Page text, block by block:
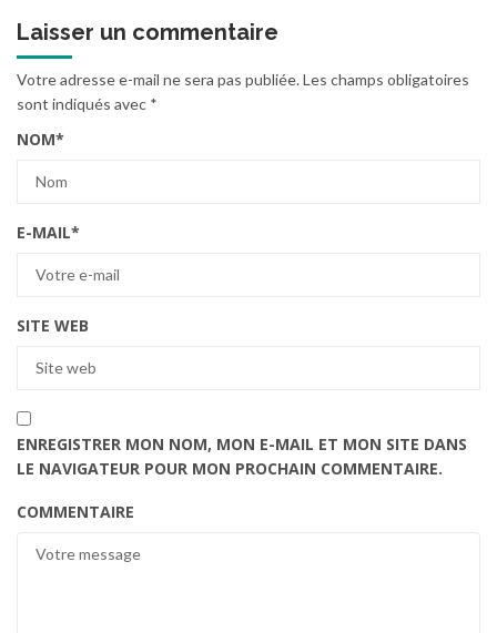
Laisser un commentaire
Votre adresse e-mail ne sera pas publiée.Les champs obligatoires
sont indiqués avec *
NOM*
E-MAIL*
SITE WEB
ENREGISTRER MON NOM, MON E-MAIL ET MON SITE DANS
LE NAVIGATEUR POUR MON PROCHAIN COMMENTAIRE.
COMMENTAIRE